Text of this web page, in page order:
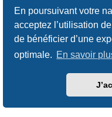
En poursuivant votre
acceptez l’utilisation
de bénéficier d’une
optimale. En savoir